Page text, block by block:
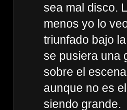
sea mal disco.
menos yo lo
triunfado bajo
se pusiera una
sobre el
aunque no es
siendo grande.